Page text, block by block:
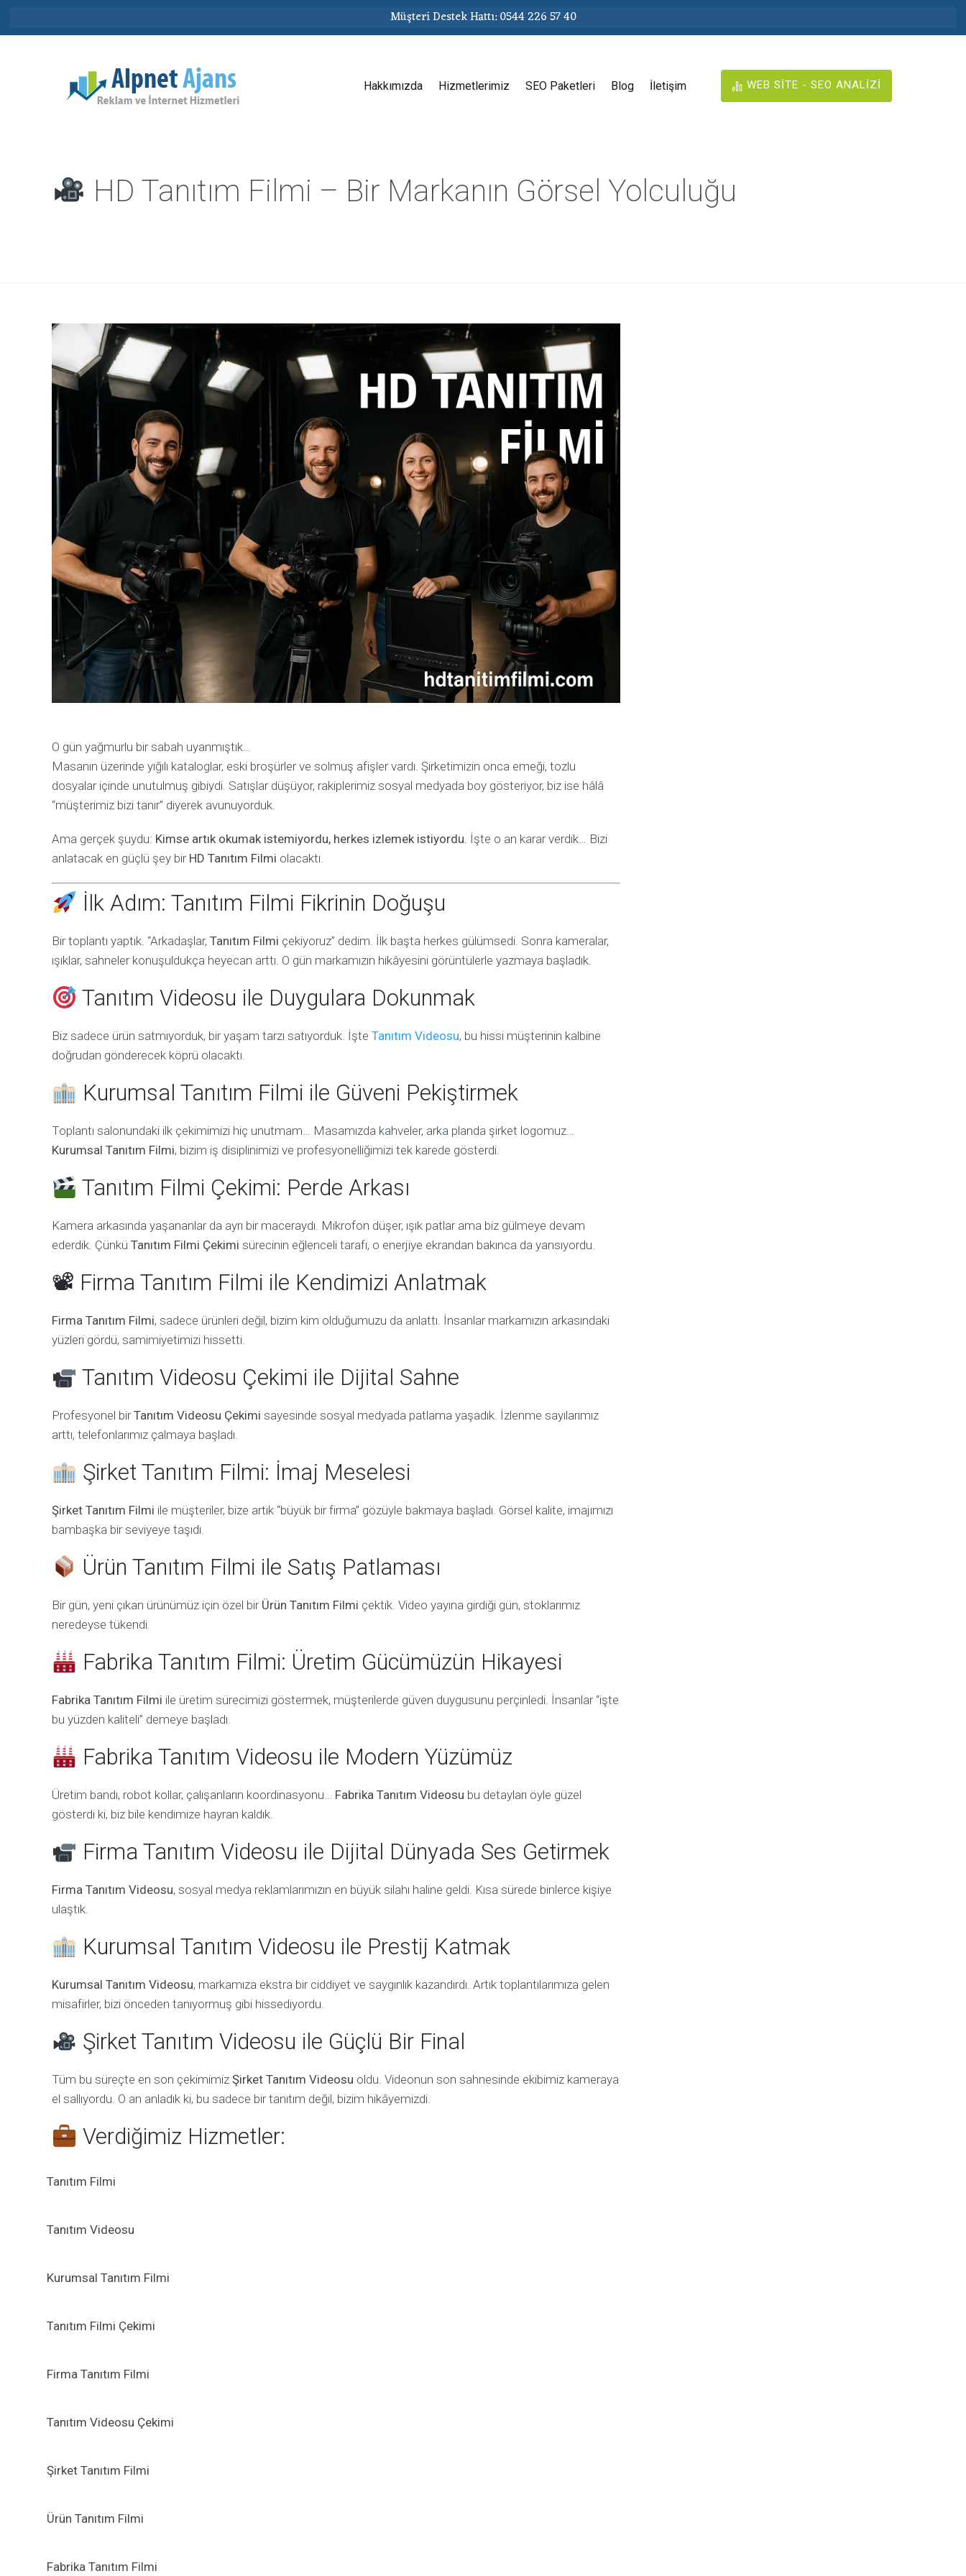
Müşteri Destek Hattı: 0544 226 57 40
Hakkımızda Hizmetlerimiz SEO Paketleri Blog İletişim WEB SİTE - SEO ANALİZİ
HD Tanıtım Filmi – Bir Markanın Görsel Yolculuğu
O gün yağmurlu bir sabah uyanmıştık…
Masanın üzerinde yığılı kataloglar, eski broşürler ve solmuş afişler vardı. Şirketimizin onca emeği, tozlu
dosyalar içinde unutulmuş gibiydi. Satışlar düşüyor, rakiplerimiz sosyal medyada boy gösteriyor, biz ise hâlâ
“müşterimiz bizi tanır” diyerek avunuyorduk.
Ama gerçek şuydu: Kimse artık okumak istemiyordu, herkes izlemek istiyordu. İşte o an karar verdik… Bizi
anlatacak en güçlü şey bir HD Tanıtım Filmi olacaktı.
İlk Adım: Tanıtım Filmi Fikrinin Doğuşu
Bir toplantı yaptık. “Arkadaşlar, Tanıtım Filmi çekiyoruz” dedim. İlk başta herkes gülümsedi. Sonra kameralar,
ışıklar, sahneler konuşuldukça heyecan arttı. O gün markamızın hikâyesini görüntülerle yazmaya başladık.
Tanıtım Videosu ile Duygulara Dokunmak
Biz sadece ürün satmıyorduk, bir yaşam tarzı satıyorduk. İşte Tanıtım Videosu, bu hissi müşterinin kalbine
doğrudan gönderecek köprü olacaktı.
Kurumsal Tanıtım Filmi ile Güveni Pekiştirmek
Toplantı salonundaki ilk çekimimizi hiç unutmam… Masamızda kahveler, arka planda şirket logomuz…
Kurumsal Tanıtım Filmi, bizim iş disiplinimizi ve profesyonelliğimizi tek karede gösterdi.
Tanıtım Filmi Çekimi: Perde Arkası
Kamera arkasında yaşananlar da ayrı bir maceraydı. Mikrofon düşer, ışık patlar ama biz gülmeye devam
ederdik. Çünkü Tanıtım Filmi Çekimi sürecinin eğlenceli tarafı, o enerjiye ekrandan bakınca da yansıyordu.
📽 Firma Tanıtım Filmi ile Kendimizi Anlatmak
Firma Tanıtım Filmi, sadece ürünleri değil, bizim kim olduğumuzu da anlattı. İnsanlar markamızın arkasındaki
yüzleri gördü, samimiyetimizi hissetti.
Tanıtım Videosu Çekimi ile Dijital Sahne
Profesyonel birTanıtım Videosu Çekimi sayesinde sosyal medyada patlama yaşadık. İzlenme sayılarımız
arttı, telefonlarımız çalmaya başladı.
Şirket Tanıtım Filmi: İmaj Meselesi
Şirket Tanıtım Filmi ile müşteriler, bize artık “büyük bir firma” gözüyle bakmaya başladı. Görsel kalite, imajımızı
bambaşka bir seviyeye taşıdı.
Ürün Tanıtım Filmi ile Satış Patlaması
Bir gün, yeni çıkan ürünümüz için özel bir Ürün Tanıtım Filmi çektik. Video yayına girdiği gün, stoklarımız
neredeyse tükendi.
Fabrika Tanıtım Filmi: Üretim Gücümüzün Hikayesi
Fabrika Tanıtım Filmi ile üretim sürecimizi göstermek, müşterilerde güven duygusunu perçinledi. İnsanlar “işte
bu yüzden kaliteli” demeye başladı.
Fabrika Tanıtım Videosu ile Modern Yüzümüz
Üretim bandı, robot kollar, çalışanların koordinasyonu… Fabrika Tanıtım Videosu bu detayları öyle güzel
gösterdi ki, biz bile kendimize hayran kaldık.
Firma Tanıtım Videosu ile Dijital Dünyada Ses Getirmek
Firma Tanıtım Videosu, sosyal medya reklamlarımızın en büyük silahı haline geldi. Kısa sürede binlerce kişiye
ulaştık.
Kurumsal Tanıtım Videosu ile Prestij Katmak
Kurumsal Tanıtım Videosu, markamıza ekstra bir ciddiyet ve saygınlık kazandırdı. Artık toplantılarımıza gelen
misafirler, bizi önceden tanıyormuş gibi hissediyordu.
Şirket Tanıtım Videosu ile Güçlü Bir Final
Tüm bu süreçte en son çekimimiz Şirket Tanıtım Videosu oldu. Videonun son sahnesinde ekibimiz kameraya
el sallıyordu. O an anladık ki, bu sadece bir tanıtım değil, bizim hikâyemizdi.
Verdiğimiz Hizmetler:
Tanıtım Filmi
Tanıtım Videosu
Kurumsal Tanıtım Filmi
Tanıtım Filmi Çekimi
Firma Tanıtım Filmi
Tanıtım Videosu Çekimi
Şirket Tanıtım Filmi
Ürün Tanıtım Filmi
Fabrika Tanıtım Filmi